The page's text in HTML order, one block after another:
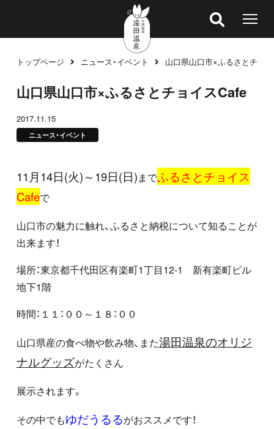
トップページ ニュース・イベント 山口県山口市×ふるさとチョ
ブログ
山口県山口市×ふるさとチョイスCafe
2017.11.15
ニュース・イベント
11月14日(火)～19日(日)までふるさとチョイス
Cafeで
山口市の魅力に触れ、ふるさと納税について知ることが
出来ます！
場所：東京都千代田区有楽町1丁目12-1 新有楽町ビル
地下1階
時間：１１：００～１８：００
山口県産の食べ物や飲み物、また湯田温泉のオリジ
ナルグッズがたくさん
展示されます。
その中でもゆだうるるがおススメです！